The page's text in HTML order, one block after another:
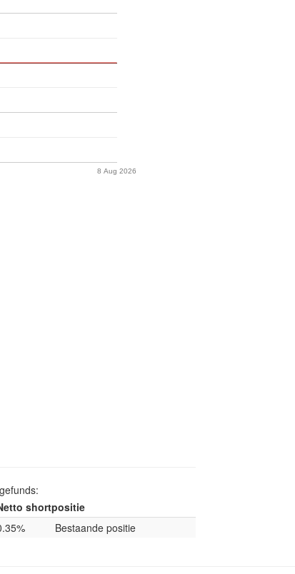
8 Aug 2026
shortpositie
Bestaande positie